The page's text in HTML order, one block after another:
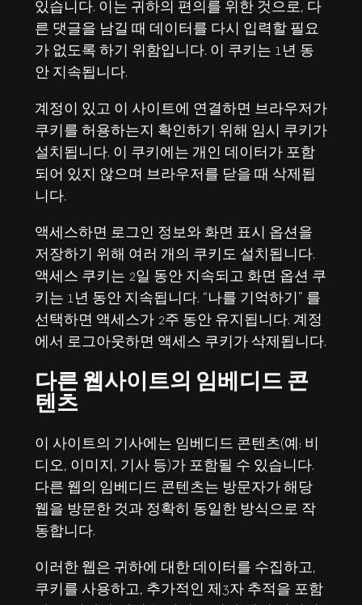
있습니다. 이는 귀하의 편의를 위한 것으로, 다
른 댓글을 남길 때 데이터를 다시 입력할 필요
가 없도록 하기 위함입니다. 이 쿠키는 1년 동
안 지속됩니다.
계정이 있고 이 사이트에 연결하면 브라우저가
쿠키를 허용하는지 확인하기 위해 임시 쿠키가
설치됩니다. 이 쿠키에는 개인 데이터가 포함
되어 있지 않으며 브라우저를 닫을 때 삭제됩
니다.
액세스하면 로그인 정보와 화면 표시 옵션을
저장하기 위해 여러 개의 쿠키도 설치됩니다.
액세스 쿠키는 2일 동안 지속되고 화면 옵션 쿠
키는 1년 동안 지속됩니다. “나를 기억하기” 를
선택하면 액세스가 2주 동안 유지됩니다. 계정
에서 로그아웃하면 액세스 쿠키가 삭제됩니다.
다른 웹사이트의 임베디드 콘
텐츠
이 사이트의 기사에는 임베디드 콘텐츠(예: 비
디오, 이미지, 기사 등)가 포함될 수 있습니다.
다른 웹의 임베디드 콘텐츠는 방문자가 해당
웹을 방문한 것과 정확히 동일한 방식으로 작
동합니다.
이러한 웹은 귀하에 대한 데이터를 수집하고,
쿠키를 사용하고, 추가적인 제3자 추적을 포함